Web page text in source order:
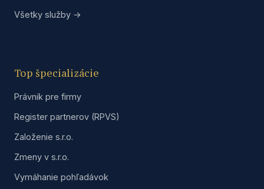
Všetky služby →
Top špecializácie
Právnik pre firmy
Register partnerov (RPVS)
Založenie s.r.o.
Zmeny v s.r.o.
Vymáhanie pohľadávok